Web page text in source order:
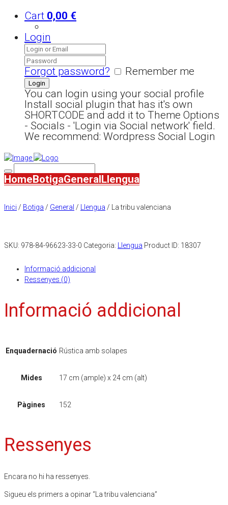
Cart 0,00 €
Login
Forgot password?
Remember me
You can login using your social profile
Install social plugin that has it's own
SHORTCODE and add it to Theme Options
- Socials - 'Login via Social network' field.
We recommend: Wordpress Social Login
HomeBotigaGeneralLlengua
Inici / Botiga / General / Llengua / La tribu valenciana
SKU: 978-84-96623-33-0 Categoria: Llengua Product ID: 18307
Informació addicional
Ressenyes (0)
Informació addicional
Enquadernació Rústica amb solapes
Mides 17 cm (ample) x 24 cm (alt)
Pàgines 152
Ressenyes
Encara no hi ha ressenyes.
Sigueu els primers a opinar “La tribu valenciana”